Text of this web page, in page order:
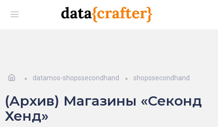
datamos-shopssecondhand shopssecondhand
(Архив) Магазины «Секонд
Хенд»